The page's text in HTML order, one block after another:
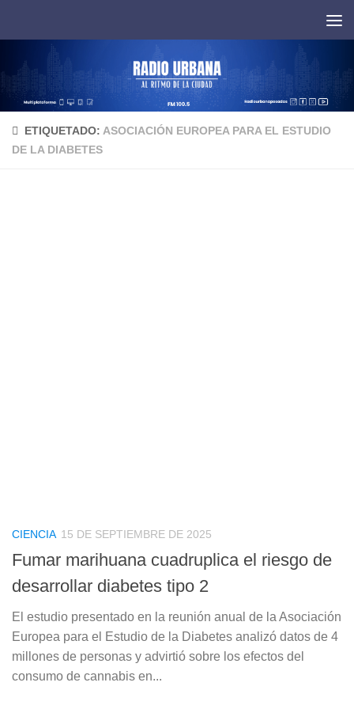
ETIQUETADO: ASOCIACIÓN EUROPEA PARA EL ESTUDIO
DE LA DIABETES
CIENCIA 15 DE SEPTIEMBRE DE 2025
Fumar marihuana cuadruplica el riesgo de
desarrollar diabetes tipo 2
El estudio presentado en la reunión anual de la Asociación
Europea para el Estudio de la Diabetes analizó datos de 4
millones de personas y advirtió sobre los efectos del
consumo de cannabis en...